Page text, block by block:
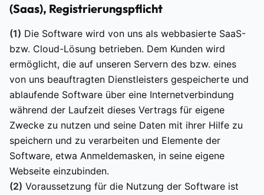
(Saas), Registrierungspflicht
(1) Die Software wird von uns als webbasierte SaaS-
bzw. Cloud-Lösung betrieben. Dem Kunden wird
ermöglicht, die auf unseren Servern des bzw. eines
von uns beauftragten Dienstleisters gespeicherte und
ablaufende Software über eine Internetverbindung
während der Laufzeit dieses Vertrags für eigene
Zwecke zu nutzen und seine Daten mit ihrer Hilfe zu
speichern und zu verarbeiten und Elemente der
Software, etwa Anmeldemasken, in seine eigene
Webseite einzubinden.
(2) Voraussetzung für die Nutzung der Software ist